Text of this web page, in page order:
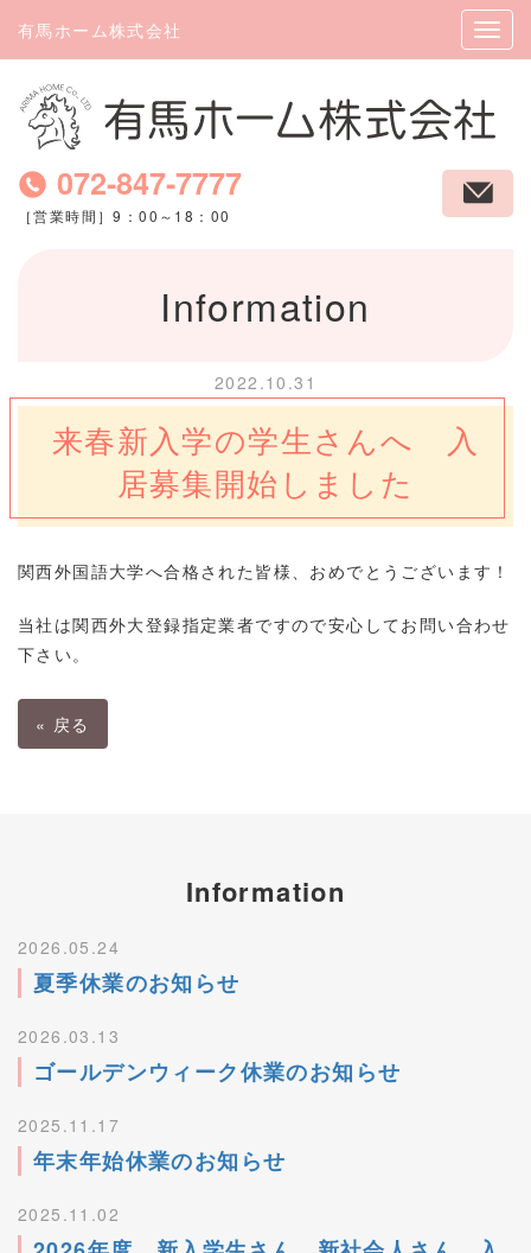
有馬ホーム株式会社
072-847-7777
［営業時間］9：00～18：00
Information
2022.10.31
来春新入学の学生さんへ 入
居募集開始しました
関西外国語大学へ合格された皆様、おめでとうございます！
当社は関西外大登録指定業者ですので安心してお問い合わせ
下さい。
« 戻る
Information
2026.05.24
夏季休業のお知らせ
2026.03.13
ゴールデンウィーク休業のお知らせ
2025.11.17
年末年始休業のお知らせ
2025.11.02